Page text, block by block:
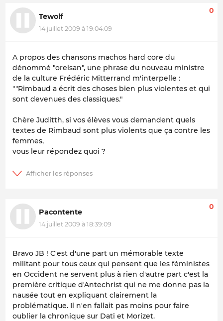
Tewolf
14 juillet 2009 à 19:04:09
0
A propos des chansons machos hard core du
dénommé "orelsan", une phrase du nouveau ministre
de la culture Frédéric Mitterrand m'interpelle :
""Rimbaud a écrit des choses bien plus violentes et qui
sont devenues des classiques."
Chère Juditth, si vos élèves vous demandent quels
textes de Rimbaud sont plus violents que ça contre les
femmes,
vous leur répondez quoi ?
Pacontente
14 juillet 2009 à 18:39:09
0
Bravo JB ! C'est d'une part un mémorable texte
militant pour tous ceux qui pensent que les féministes
en Occident ne servent plus à rien d'autre part c'est la
première critique d'Antechrist qui ne me donne pas la
nausée tout en expliquant clairement la
problématique. Il n'en fallait pas moins pour faire
oublier la chronique sur Dati et Morizet.